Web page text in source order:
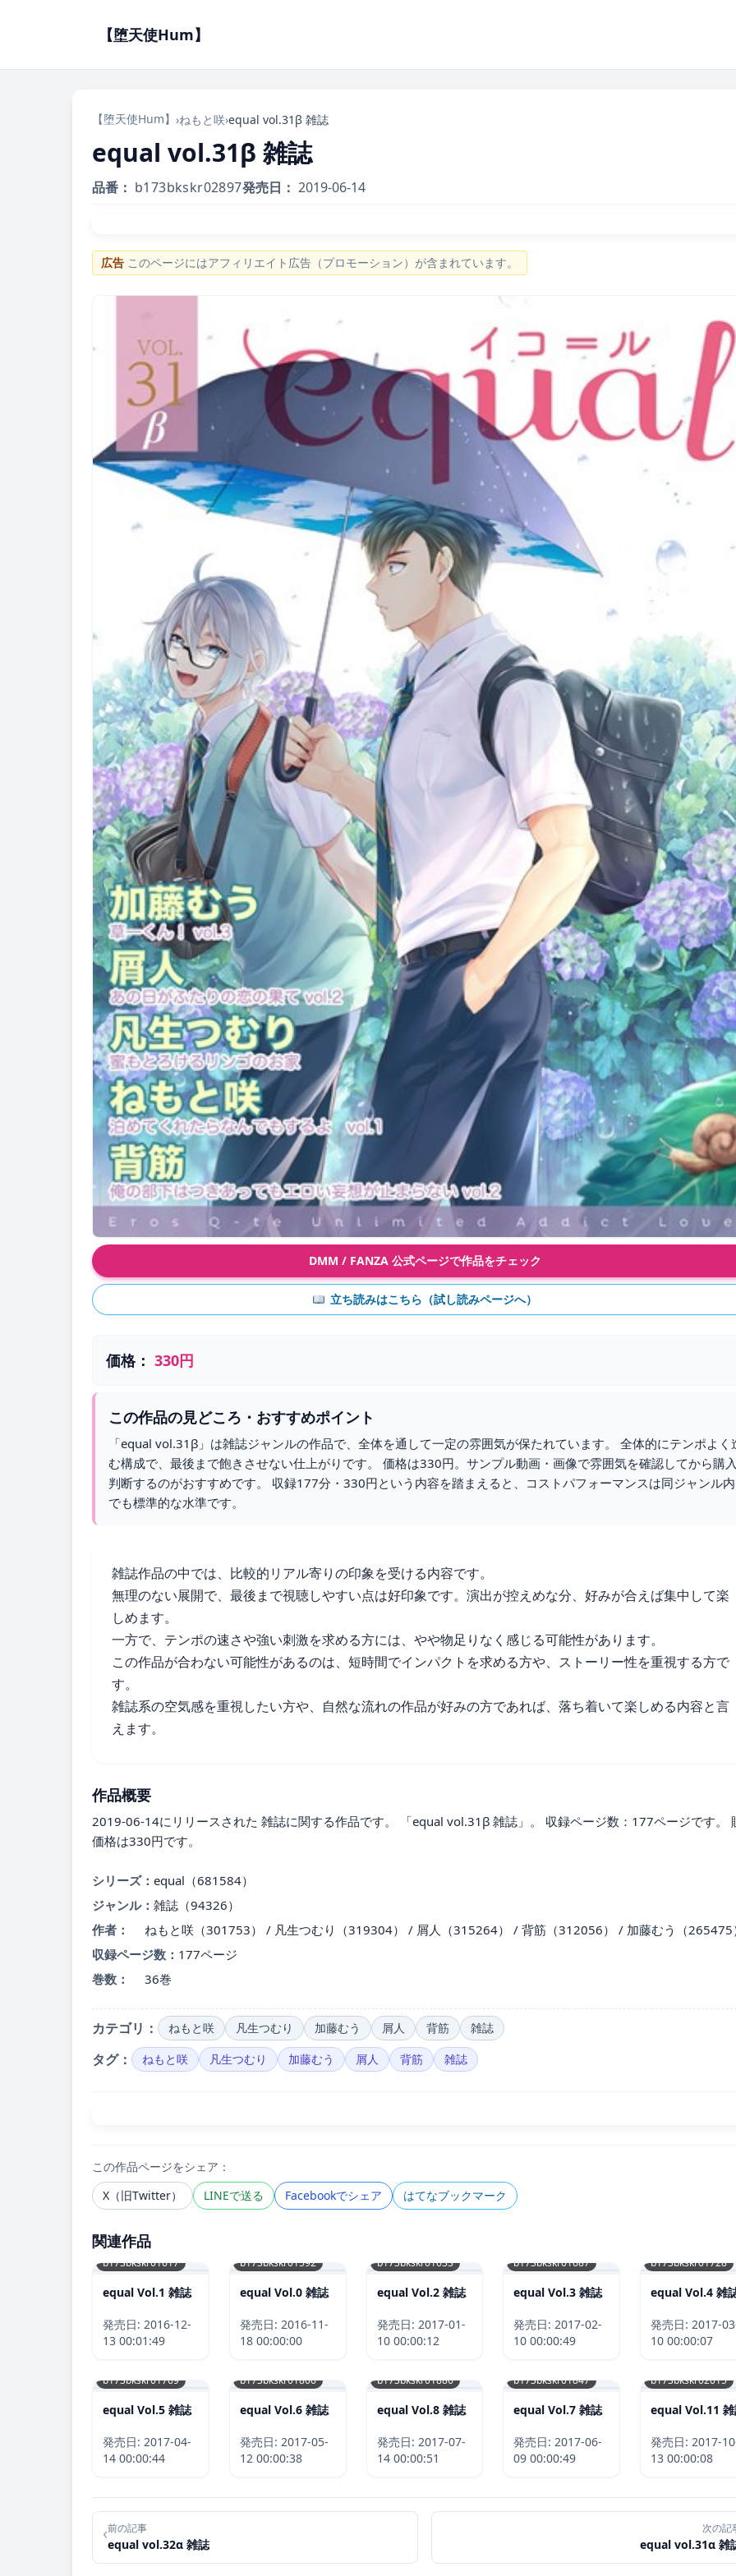
【堕天使Hum】
【堕天使Hum】 ›ねもと咲›equal vol.31β 雑誌
equal vol.31β 雑誌
品番： b173bkskr02897発売日： 2019-06-14
広告 このページにはアフィリエイト広告（プロモーション）が含まれています。
DMM / FANZA 公式ページで作品をチェック
立ち読みはこちら（試し読みページへ）
価格： 330円
この作品の見どころ・おすすめポイント
「equal vol.31β」は雑誌ジャンルの作品で、全体を通して一定の雰囲気が保たれています。 全体的にテンポよく
む構成で、最後まで飽きさせない仕上がりです。 価格は330円。サンプル動画・画像で雰囲気を確認してから購
判断するのがおすすめです。 収録177分・330円という内容を踏まえると、コストパフォーマンスは同ジャンル内
でも標準的な水準です。
雑誌作品の中では、比較的リアル寄りの印象を受ける内容です。
無理のない展開で、最後まで視聴しやすい点は好印象です。演出が控えめな分、好みが合えば集中して楽
しめます。
一方で、テンポの速さや強い刺激を求める方には、やや物足りなく感じる可能性があります。
この作品が合わない可能性があるのは、短時間でインパクトを求める方や、ストーリー性を重視する方で
す。
雑誌系の空気感を重視したい方や、自然な流れの作品が好みの方であれば、落ち着いて楽しめる内容と言
えます。
作品概要
2019-06-14にリリースされた 雑誌に関する作品です。 「equal vol.31β 雑誌」。 収録ページ数：177ページです。
価格は330円です。
シリーズ： equal（681584）
ジャンル： 雑誌（94326）
作者：
ねもと咲（301753） / 凡生つむり（319304） / 屑人（315264） / 背筋（312056） / 加藤むう（265475
収録ページ数： 177ページ
巻数：
36巻
カテゴリ： ねもと咲 凡生つむり 加藤むう 屑人 背筋 雑誌
タグ： ねもと咲 凡生つむり 加藤むう 屑人 背筋 雑誌
この作品ページをシェア：
X（旧Twitter）
LINEで送る Facebookでシェア はてなブックマーク
関連作品
b173bkskr01617
equal Vol.1 雑誌
発売日: 2016-12-
13 00:01:49
b173bkskr01592
equal Vol.0 雑誌
発売日: 2016-11-
18 00:00:00
b173bkskr01633
equal Vol.2 雑誌
発売日: 2017-01-
10 00:00:12
b173bkskr01687
equal Vol.3 雑誌
発売日:2017-02-
10 00:00:49
b173bkskr01728
equal Vol.4 雑
発売日:2017-
10 00:00:07
b173bkskr01769
equal Vol.5 雑誌
発売日: 2017-04-
14 00:00:44
b173bkskr01806
equal Vol.6 雑誌
発売日: 2017-05-
12 00:00:38
b173bkskr01886
equal Vol.8 雑誌
発売日: 2017-07-
14 00:00:51
b173bkskr01847
equal Vol.7 雑誌
発売日:2017-06-
09 00:00:49
b173bkskr02015
equal Vol.11
発売日:2017-
13 00:00:08
‹前の記事
equal vol.32α 雑誌
次の記
equal vol.31α 雑